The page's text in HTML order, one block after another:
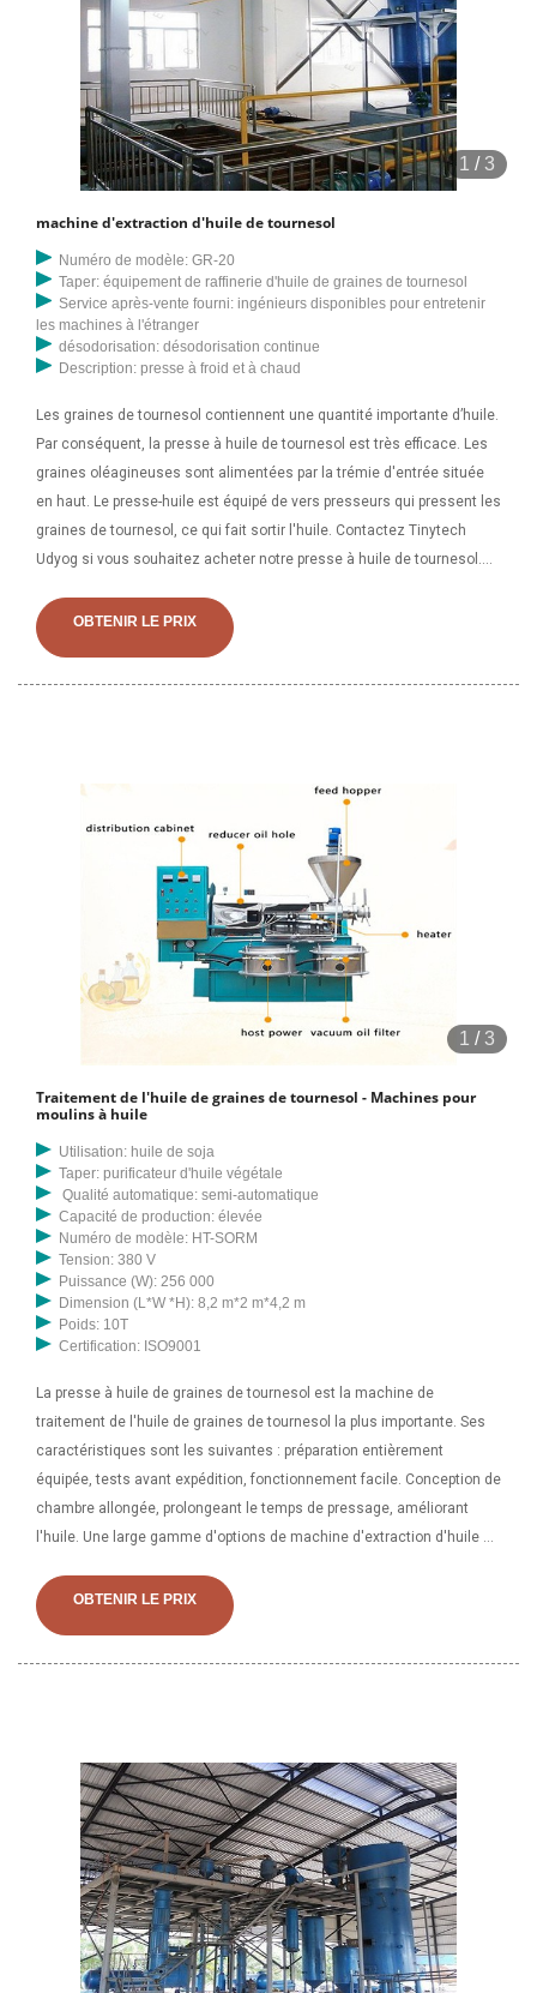
1 /3
machine d'extraction d'huile de tournesol
Numéro de modèle: GR-20
Taper: équipement de raffinerie d'huile de graines de tournesol
Service après-vente fourni: ingénieurs disponibles pour entretenir
les machines à l'étranger
désodorisation: désodorisation continue
Description: presse à froid et à chaud
Les graines de tournesol contiennent une quantité importante d’huile.
Par conséquent, la presse à huile de tournesol est très efficace. Les
graines oléagineuses sont alimentées par la trémie d'entrée située
en haut. Le presse-huile est équipé de vers presseurs qui pressent les
graines de tournesol, ce qui fait sortir l'huile. Contactez Tinytech
Udyog si vous souhaitez acheter notre presse à huile de tournesol.
dans la bouilloire de la presse à huile à vis à l'aide d'un convoyeur à
vis. Les graines de tournesol contiennent 38 à 40 % d'huile et une
OBTENIR LE PRIX
1 /3
Traitement de l'huile de graines de tournesol - Machines pour
moulins à huile
Utilisation: huile de soja
Taper: purificateur d'huile végétale
Qualité automatique: semi-automatique
Capacité de production: élevée
Numéro de modèle: HT-SORM
Tension: 380 V
Puissance (W): 256 000
Dimension (L*W *H): 8,2 m*2 m*4,2 m
Poids: 10T
Certification: ISO9001
La presse à huile de graines de tournesol est la machine de
traitement de l'huile de graines de tournesol la plus importante. Ses
caractéristiques sont les suivantes : préparation entièrement
équipée, tests avant expédition, fonctionnement facile. Conception de
chambre allongée, prolongeant le temps de pressage, améliorant
l'huile. Une large gamme d'options de machine d'extraction d'huile de
machine d'extraction d'huile de tournesol sur Alibaba, principalement
situés en Asie. Les principaux fournisseurs sont le Inde, la Chine et le
OBTENIR LE PRIX